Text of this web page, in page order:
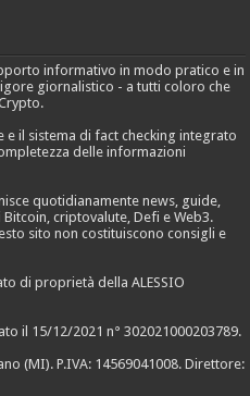
informativo in modo pratico e in
giornalistico - a tutti coloro che
il sistema di fact checking integrato
delle informazioni
quotidianamente news, guide,
criptovalute, Defi e Web3.
sito non costituiscono consigli e
di proprietà della ALESSIO
il 15/12/2021 n° 302021000203789.
(MI). P.IVA: 14569041008. Direttore: